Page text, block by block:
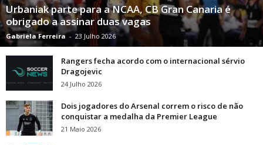
Urbaniak parte para a NCAA, CB Gran Canaria é
obrigado a assinar duas vagas
Gabriela Ferreira - 23 Julho 2026
Rangers fecha acordo com o internacional sérvio
Dragojevic
24 Julho 2026
Dois jogadores do Arsenal correm o risco de não
conquistar a medalha da Premier League
21 Maio 2026